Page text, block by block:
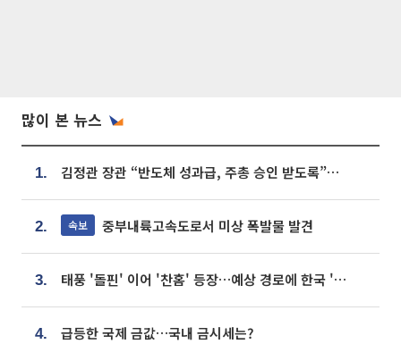
많이 본 뉴스
1. 김정관 장관 “반도체 성과급, 주총 승인 받도록”…상법·자본시장법 개정 시사
2. 속보 중부내륙고속도로서 미상 폭발물 발견
3. 태풍 '돌핀' 이어 '찬홈' 등장…예상 경로에 한국 '한숨'
4. 급등한 국제 금값…국내 금시세는?